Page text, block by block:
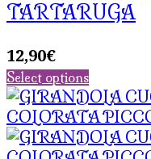
TARTARUGA
12,90€
Select options